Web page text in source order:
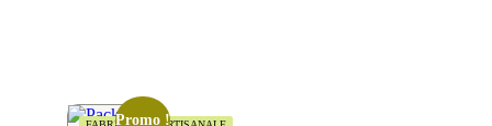
Promo !